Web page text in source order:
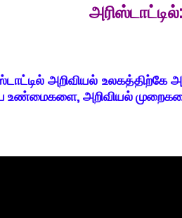
அறிவியல் உலகத்திற்கே
உண்மைகளை, அறிவியல்